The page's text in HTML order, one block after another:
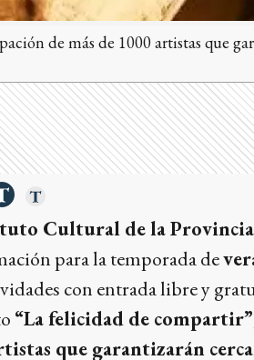
de más de 1000 artistas que
Cultural de la Provincia
para la temporada de
con entrada libre y
“La felicidad de compartir”
que garantizarán